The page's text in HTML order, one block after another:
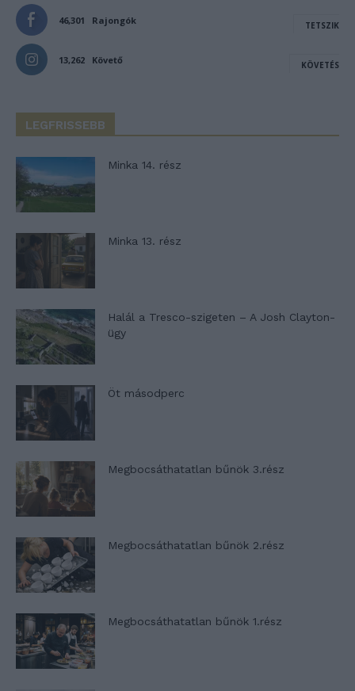
46,301 Rajongók TETSZIK
13,262 Követő KÖVETÉS
LEGFRISSEBB
Minka 14. rész
Minka 13. rész
Halál a Tresco-szigeten – A Josh Clayton-
ügy
Öt másodperc
Megbocsáthatatlan bűnök 3.rész
Megbocsáthatatlan bűnök 2.rész
Megbocsáthatatlan bűnök 1.rész